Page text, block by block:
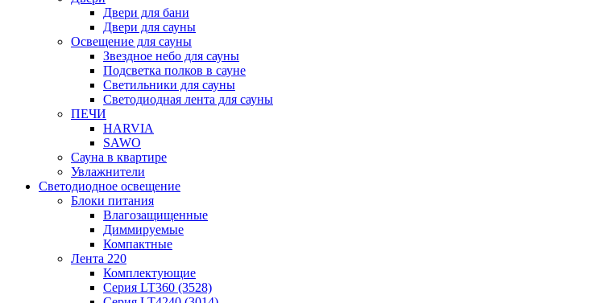
Двери для бани
Двери для сауны
Освещение для сауны
Звездное небо для сауны
Подсветка полков в сауне
Светильники для сауны
Светодиодная лента для сауны
ПЕЧИ
HARVIA
SAWO
Сауна в квартире
Увлажнители
Светодиодное освещение
Блоки питания
Влагозащищенные
Диммируемые
Компактные
Лента 220
Комплектующие
Серия LT360 (3528)